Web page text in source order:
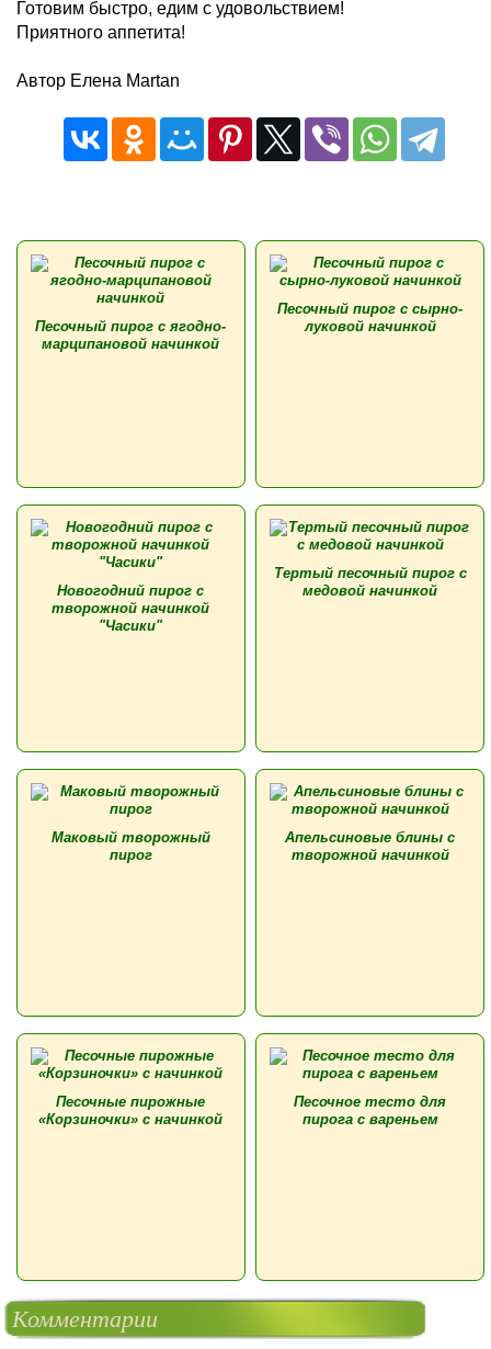
Готовим быстро, едим с удовольствием!
Приятного аппетита!
Автор Елена Martan
Песочный пирог с ягодно-
марципановой начинкой
Песочный пирог с сырно-
луковой начинкой
Новогодний пирог с
творожной начинкой
"Часики"
Тертый песочный пирог с
медовой начинкой
Маковый творожный
пирог
Апельсиновые блины с
творожной начинкой
Песочные пирожные
«Корзиночки» с начинкой
Песочное тесто для
пирога с вареньем
Комментарии